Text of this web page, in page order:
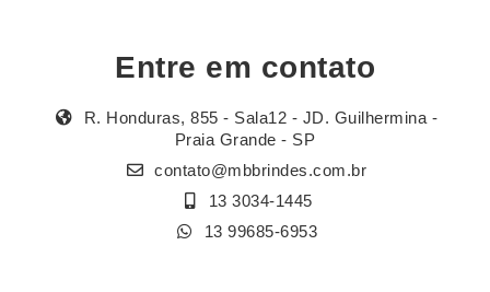
Entre em contato
R. Honduras, 855 - Sala12 - JD. Guilhermina -
Praia Grande - SP
contato@mbbrindes.com.br
13 3034-1445
13 99685-6953